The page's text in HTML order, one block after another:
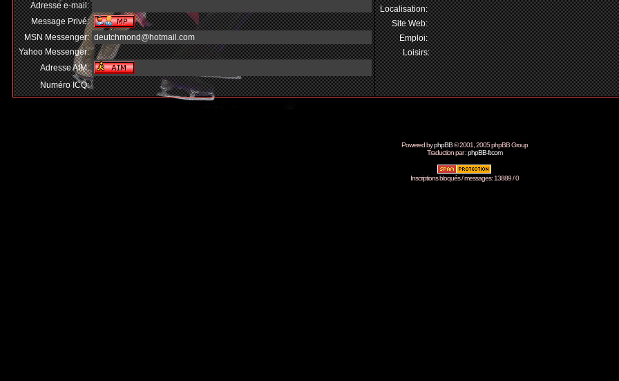
Localisation:
Site Web:
Emploi:
Loisirs:
Adresse e-mail:
Message Privé:
MSN Messenger: deutchmond@hotmail.com
Yahoo Messenger:
Adresse AIM:
Numéro ICQ:
Powered byphpBB© 2001, 2005 phpBB Group
Traduction par :phpBB-fr.com
Inscriptions bloqués / messages: 13889 / 0